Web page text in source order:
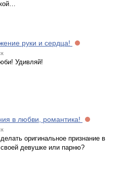
руки и сердца!
Удивляй!
в любви, романтика!
оригинальное признание в
девушке или парню?